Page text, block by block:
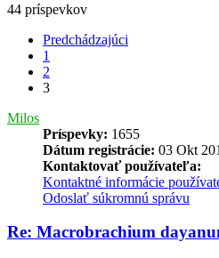
44 príspevkov
Predchádzajúci
1
2
3
Milos
Príspevky: 1655
Dátum registrácie: 03 Okt
Kontaktovať používateľa:
Kontaktné informácie
Odoslať súkromnú správu
Re: Macrobrachium